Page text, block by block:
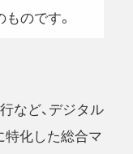
のです。
など、デジタル
化した総合マ